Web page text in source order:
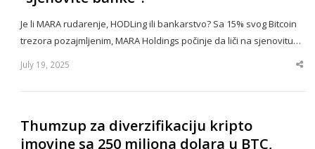
Je li MARA rudarenje, HODLing ili bankarstvo? Sa 15% svog Bitcoin
trezora pozajmljenim, MARA Holdings počinje da liči na sjenovitu…
July 19, 2025
Thumzup za diverzifikaciju kripto
imovine sa 250 miliona dolara u BTC,